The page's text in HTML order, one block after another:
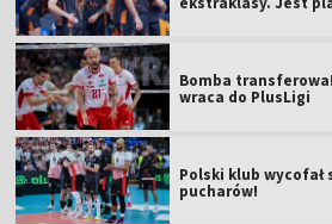
Bomba
wraca do PlusLigi
Polski klub wycofał
pucharów!